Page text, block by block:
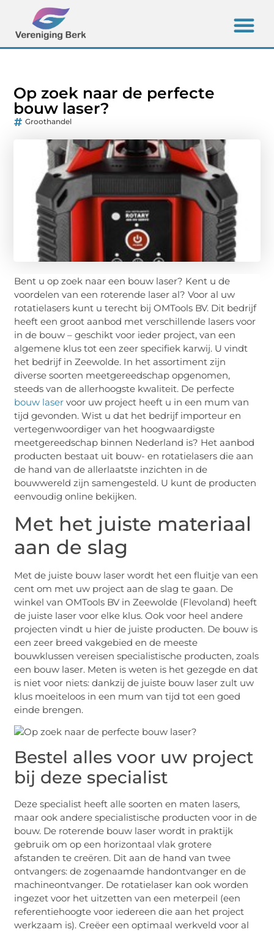
Op zoek naar de perfecte
bouw laser?
Groothandel
Bent u op zoek naar een bouw laser? Kent u de
voordelen van een roterende laser al? Voor al uw
rotatielasers kunt u terecht bij OMTools BV. Dit bedrijf
heeft een groot aanbod met verschillende lasers voor
in de bouw – geschikt voor ieder project, van een
algemene klus tot een zeer specifiek karwij. U vindt
het bedrijf in Zeewolde. In het assortiment zijn
diverse soorten meetgereedschap opgenomen,
steeds van de allerhoogste kwaliteit. De perfecte
bouw laser voor uw project heeft u in een mum van
tijd gevonden. Wist u dat het bedrijf importeur en
vertegenwoordiger van het hoogwaardigste
meetgereedschap binnen Nederland is? Het aanbod
producten bestaat uit bouw- en rotatielasers die aan
de hand van de allerlaatste inzichten in de
bouwwereld zijn samengesteld. U kunt de producten
eenvoudig online bekijken.
Met het juiste materiaal
aan de slag
Met de juiste bouw laser wordt het een fluitje van een
cent om met uw project aan de slag te gaan. De
winkel van OMTools BV in Zeewolde (Flevoland) heeft
de juiste laser voor elke klus. Ook voor heel andere
projecten vindt u hier de juiste producten. De bouw is
een zeer breed vakgebied en de meeste
bouwklussen vereisen specialistische producten, zoals
een bouw laser. Meten is weten is het gezegde en dat
is niet voor niets: dankzij de juiste bouw laser zult uw
klus moeiteloos in een mum van tijd tot een goed
einde brengen.
Bestel alles voor uw project
bij deze specialist
Deze specialist heeft alle soorten en maten lasers,
maar ook andere specialistische producten voor in de
bouw. De roterende bouw laser wordt in praktijk
gebruik om op een horizontaal vlak grotere
afstanden te creëren. Dit aan de hand van twee
ontvangers: de zogenaamde handontvanger en de
machineontvanger. De rotatielaser kan ook worden
ingezet voor het uitzetten van een meterpeil (een
referentiehoogte voor iedereen die aan het project
werkzaam is). Creëer een optimaal werkveld voor al